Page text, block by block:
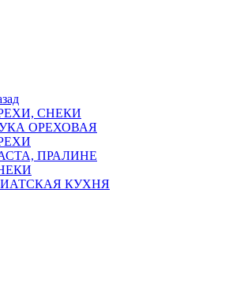
СНЕКИ
ОРЕХОВАЯ
ПРАЛИНЕ
КУХНЯ